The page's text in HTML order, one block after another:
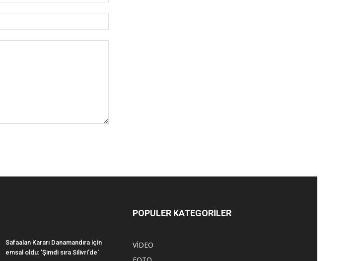
Safaalan Kararı Danamandıra için
emsal oldu: 'Şimdi sıra Silivri'de'
POPÜLER KATEGORİLER
VİDEO